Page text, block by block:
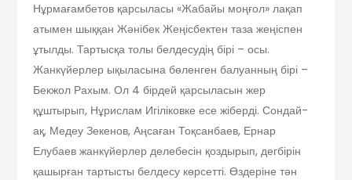
Нұрмағамбетов қарсыласы «Жабайы моңғол» лақап
атымен шыққан Жәнібек Жеңісбектен таза жеңіспен
ұтылды. Тартысқа толы белдесудің бірі – осы.
Жанкүйерлер ықыласына бөленген балуанның бірі –
Бекжол Рахым. Ол 4 бірдей қарсыласын жер
құштырып, Нұрислам Игіліковке есе жіберді. Сондай-
ақ, Медеу Зекенов, Аңсаған Тоқсанбаев, Ернар
Елубаев жанкүйерлер делебесін қоздырып, дегбірін
қашырған тартысты белдесу көрсетті. Өздеріне тән